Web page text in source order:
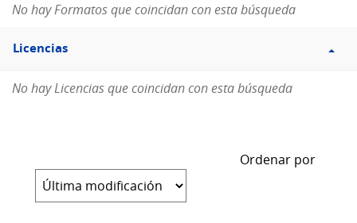
No hay Formatos que coincidan con esta búsqueda
Filtro
Licencias
Licencias
No hay Licencias que coincidan con esta búsqueda
Ordenar por